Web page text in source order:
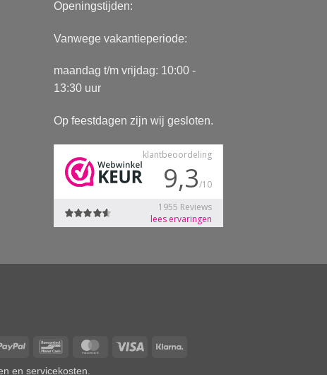
Openingstijden:
Vanwege vakantieperiode:
maandag t/m vrijdag: 10:00 -
13:30 uur
Op feestdagen zijn wij gesloten.
PayPal BancontactMasterCard
Visa
en servicekosten.